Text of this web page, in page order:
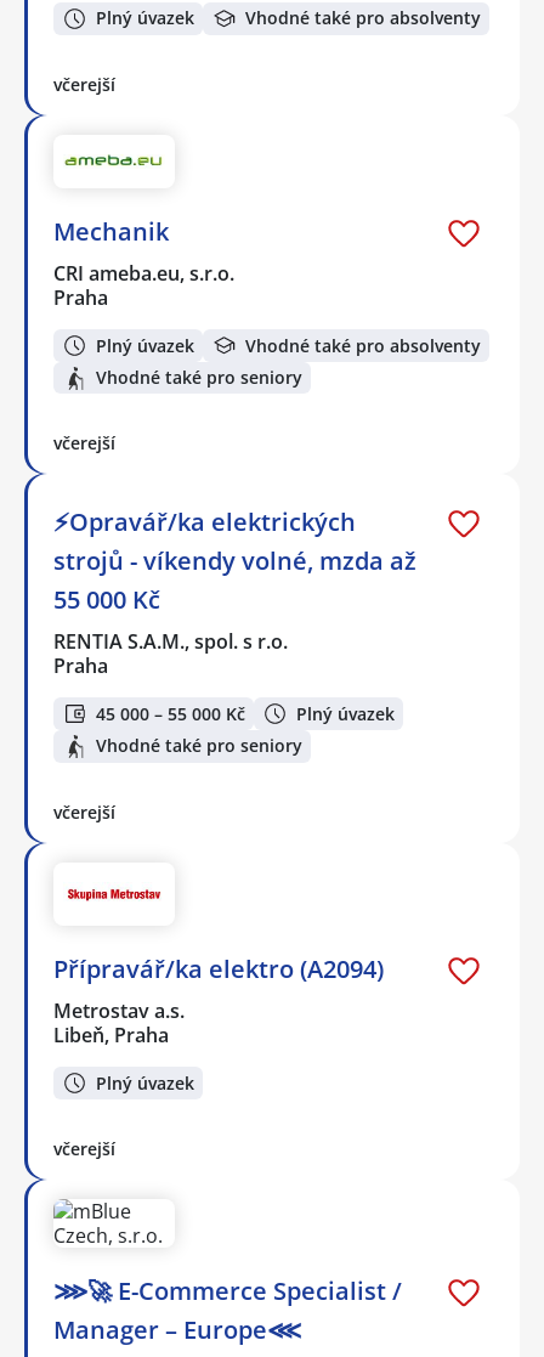
Plný úvazek Vhodné také pro absolventy
včerejší
Mechanik
CRI ameba.eu, s.r.o.
Praha
Plný úvazek
Vhodné také pro absolventy
Vhodné také pro seniory
včerejší
⚡Opravář/ka elektrických
strojů - víkendy volné, mzda až
55 000 Kč
RENTIA S.A.M., spol. s r.o.
Praha
45 000 – 55 000 Kč
Plný úvazek
Vhodné také pro seniory
včerejší
Přípravář/ka elektro (A2094)
Metrostav a.s.
Libeň, Praha
Plný úvazek
včerejší
⋙🚀 E-Commerce Specialist /
Manager – Europe⋘